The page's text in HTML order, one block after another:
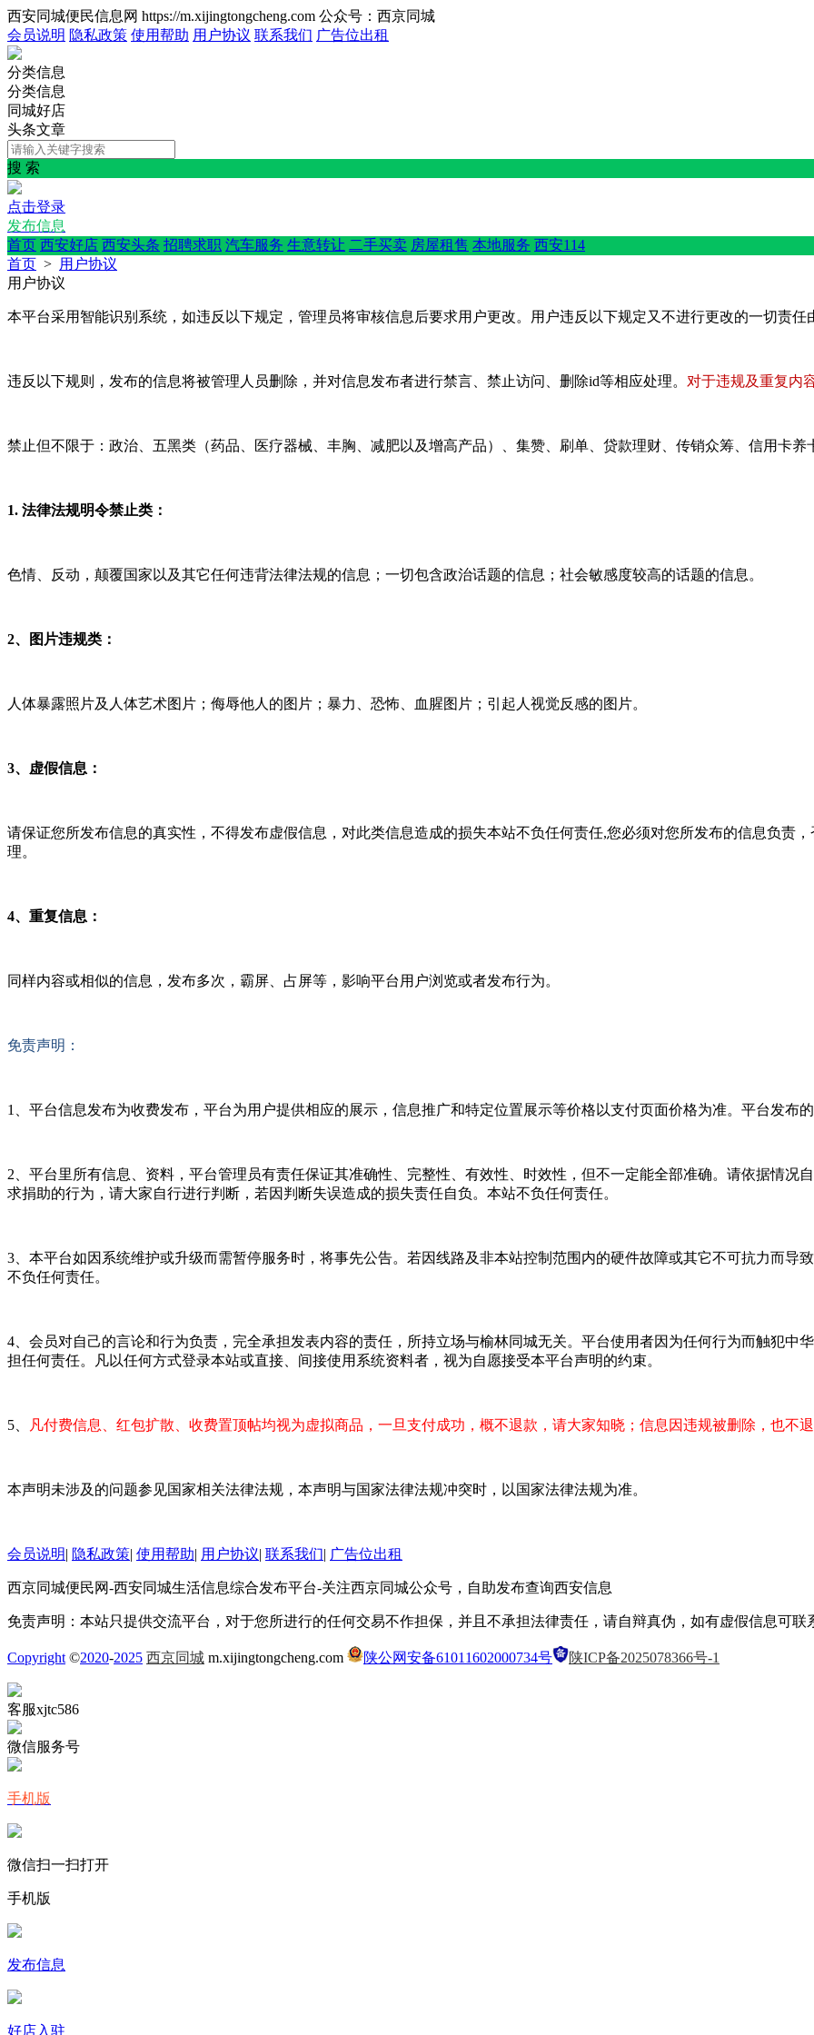
西安同城便民信息网 https://m.xijingtongcheng.com 公众号：西京同城
会员说明 隐私政策 使用帮助 用户协议 联系我们 广告位出租
分类信息
分类信息
同城好店
头条文章
搜 索
点击登录
发布信息
首页 西安好店 西安头条 招聘求职 汽车服务 生意转让 二手买卖 房屋租售 本地服务 西安114
首页 > 用户协议
用户协议
本平台采用智能识别系统，如违反以下规定，管理员将审核信息后要求用户更改。用户违反以下规定又不进行更改的一切责任
违反以下规则，发布的信息将被管理人员删除，并对信息发布者进行禁言、禁止访问、删除id等相应处理。 对于违规及重复内
禁止但不限于：政治、五黑类（药品、医疗器械、丰胸、减肥以及增高产品）、集赞、刷单、贷款理财、传销众筹、信用卡养
1. 法律法规明令禁止类：
色情、反动，颠覆国家以及其它任何违背法律法规的信息；一切包含政治话题的信息；社会敏感度较高的话题的信息。
2、图片违规类：
人体暴露照片及人体艺术图片；侮辱他人的图片；暴力、恐怖、血腥图片；引起人视觉反感的图片。
3、虚假信息：
请保证您所发布信息的真实性，不得发布虚假信息，对此类信息造成的损失本站不负任何责任,您必须对您所发布的信息负责
理。
4、重复信息：
同样内容或相似的信息，发布多次，霸屏、占屏等，影响平台用户浏览或者发布行为。
免责声明：
1、平台信息发布为收费发布，平台为用户提供相应的展示，信息推广和特定位置展示等价格以支付页面价格为准。平台发布
2、平台里所有信息、资料，平台管理员有责任保证其准确性、完整性、有效性、时效性，但不一定能全部准确。请依据情况
求捐助的行为，请大家自行进行判断，若因判断失误造成的损失责任自负。本站不负任何责任。
3、本平台如因系统维护或升级而需暂停服务时，将事先公告。若因线路及非本站控制范围内的硬件故障或其它不可抗力而导
不负任何责任。
4、会员对自己的言论和行为负责，完全承担发表内容的责任，所持立场与榆林同城无关。平台使用者因为任何行为而触犯中
担任何责任。凡以任何方式登录本站或直接、间接使用系统资料者，视为自愿接受本平台声明的约束。
5、 凡付费信息、红包扩散、收费置顶帖均视为虚拟商品，一旦支付成功，概不退款，请大家知晓；信息因违规被删除，也不
本声明未涉及的问题参见国家相关法律法规，本声明与国家法律法规冲突时，以国家法律法规为准。
会员说明| 隐私政策| 使用帮助| 用户协议| 联系我们| 广告位出租
西京同城便民网-西安同城生活信息综合发布平台-关注西京同城公众号，自助发布查询西安信息
免责声明：本站只提供交流平台，对于您所进行的任何交易不作担保，并且不承担法律责任，请自辩真伪，如有虚假信息可联
Copyright ©2020-2025 西京同城 m.xijingtongcheng.com 陕公网安备61011602000734号 陕ICP备2025078366号-1
客服xjtc586
微信服务号
手机版
微信扫一扫打开
手机版
发布信息
好店入驻